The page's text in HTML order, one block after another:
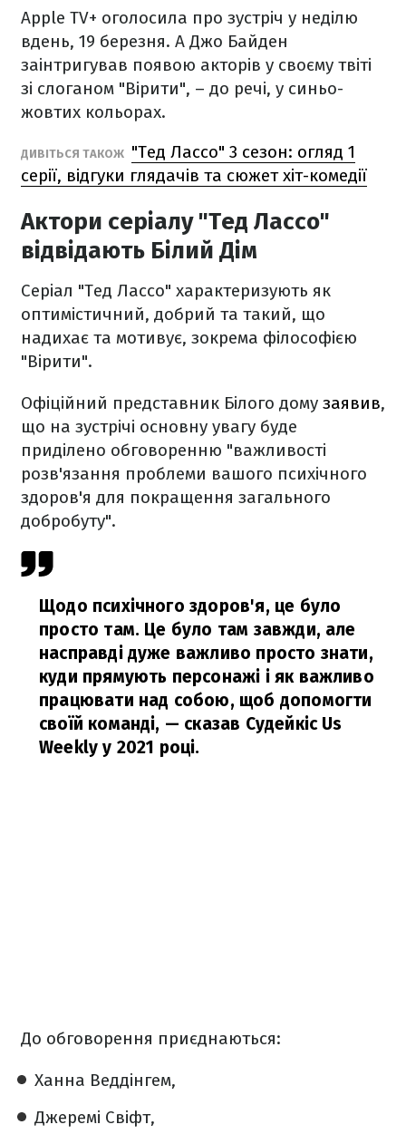
Apple TV+ оголосила про зустріч у неділю
вдень, 19 березня. А Джо Байден
заінтригував появою акторів у своєму твіті
зі слоганом "Вірити", – до речі, у синьо-
жовтих кольорах.
ДИВІТЬСЯ ТАКОЖ "Тед Лассо" 3 сезон: огляд 1
серії, відгуки глядачів та сюжет хіт-комедії
Актори серіалу "Тед Лассо"
відвідають Білий Дім
Серіал "Тед Лассо" характеризують як
оптимістичний, добрий та такий, що
надихає та мотивує, зокрема філософією
"Вірити".
Офіційний представник Білого дому заявив,
що на зустрічі основну увагу буде
приділено обговоренню "важливості
розв'язання проблеми вашого психічного
здоров'я для покращення загального
добробуту".
Щодо психічного здоров'я, це було
просто там. Це було там завжди, але
насправді дуже важливо просто знати,
куди прямують персонажі і як важливо
працювати над собою, щоб допомогти
своїй команді, — сказав Судейкіс Us
Weekly у 2021 році.
До обговорення приєднаються:
Ханна Веддінгем,
Джеремі Свіфт,